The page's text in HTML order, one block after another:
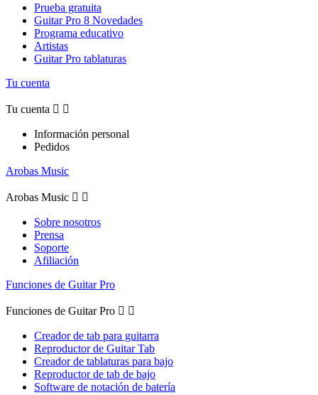
Prueba gratuita
Guitar Pro 8 Novedades
Programa educativo
Artistas
Guitar Pro tablaturas
Tu cuenta
Tu cuenta  
Información personal
Pedidos
Arobas Music
Arobas Music  
Sobre nosotros
Prensa
Soporte
Afiliación
Funciones de Guitar Pro
Funciones de Guitar Pro  
Creador de tab para guitarra
Reproductor de Guitar Tab
Creador de tablaturas para bajo
Reproductor de tab de bajo
Software de notación de batería